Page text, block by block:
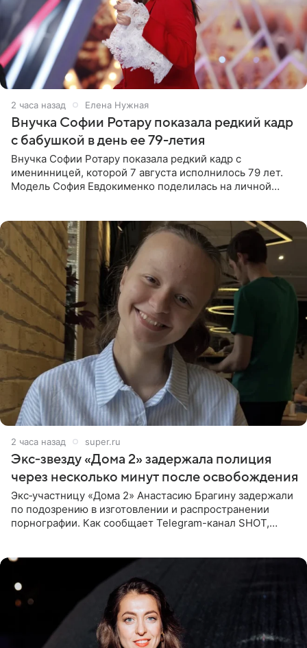
2 часа назад Елена Нужная
Внучка Софии Ротару показала редкий кадр
с бабушкой в день ее 79-летия
Внучка Софии Ротару показала редкий кадр с
именинницей, которой 7 августа исполнилось 79 лет.
Модель София Евдокименко поделилась на личной
2 часа назад super.ru
Экс‑звезду «Дома 2» задержала полиция
через несколько минут после освобождения
Экс‑участницу «Дома 2» Анастасию Брагину задержали
по подозрению в изготовлении и распространении
порнографии. Как сообщает Telegram-канал SHOT,